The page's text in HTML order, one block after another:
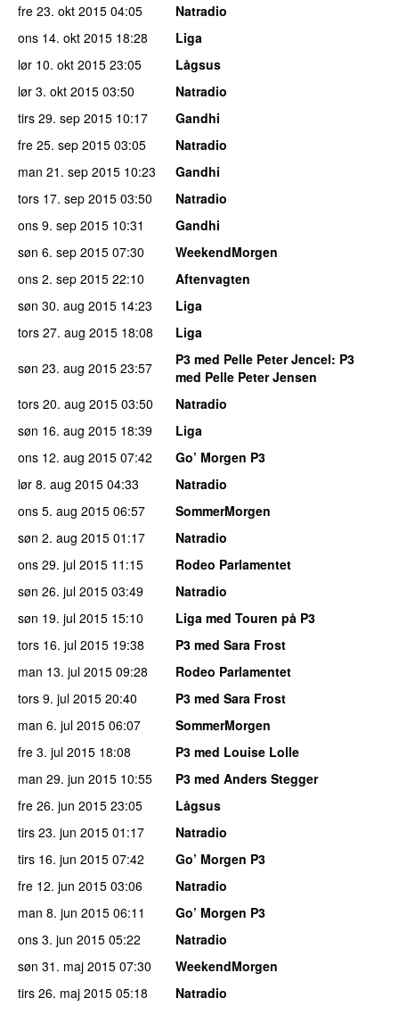
fre 23. okt 2015 04:05
Natradio
ons 14. okt 2015 18:28
Liga
lør 10. okt 2015 23:05
Lågsus
lør 3. okt 2015 03:50
Natradio
tirs 29. sep 2015 10:17
Gandhi
fre 25. sep 2015 03:05
Natradio
man 21. sep 2015 10:23
Gandhi
tors 17. sep 2015 03:50
Natradio
ons 9. sep 2015 10:31
Gandhi
søn 6. sep 2015 07:30
WeekendMorgen
ons 2. sep 2015 22:10
Aftenvagten
søn 30. aug 2015 14:23
Liga
tors 27. aug 2015 18:08
Liga
søn 23. aug 2015 23:57 P3 med Pelle Peter Jencel: P3
med Pelle Peter Jensen
tors 20. aug 2015 03:50
Natradio
søn 16. aug 2015 18:39
Liga
ons 12. aug 2015 07:42
Go’ Morgen P3
lør 8. aug 2015 04:33
Natradio
ons 5. aug 2015 06:57
SommerMorgen
søn 2. aug 2015 01:17
Natradio
ons 29. jul 2015 11:15
Rodeo Parlamentet
søn 26. jul 2015 03:49
Natradio
søn 19. jul 2015 15:10
Liga med Touren på P3
tors 16. jul 2015 19:38
P3 med Sara Frost
man 13. jul 2015 09:28
Rodeo Parlamentet
tors 9. jul 2015 20:40
P3 med Sara Frost
man 6. jul 2015 06:07
SommerMorgen
fre 3. jul 2015 18:08
P3 med Louise Lolle
man 29. jun 2015 10:55
P3 med Anders Stegger
fre 26. jun 2015 23:05
Lågsus
tirs 23. jun 2015 01:17
Natradio
tirs 16. jun 2015 07:42
Go’ Morgen P3
fre 12. jun 2015 03:06
Natradio
man 8. jun 2015 06:11
Go’ Morgen P3
ons 3. jun 2015 05:22
Natradio
søn 31. maj 2015 07:30
WeekendMorgen
tirs 26. maj 2015 05:18
Natradio